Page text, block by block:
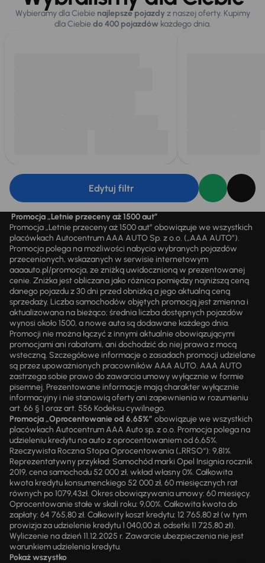
Wybieramy dla Ciebie najlepsze pojazdy z naszej oferty. Kupimy
dla Ciebiedo 400 pojazdówkażdego dnia.
Edytuj filtr
Promocja „Letnie przeceny aż 1500 aut”
Promocja „Letnie przeceny aż 1500 aut” obowiązuje we wszystkich
placówkach Autocentrum AAA AUTO Sp. z o.o. („AAA AUTO”).
Promocja polega na możliwości nabycia wybranych pojazdów
przecenionych, wskazanych w serwisie internetowym
aaaauto.pl/promocja, ze zniżką uwidocznioną w prezentowanej
cenie. Zniżka jest obliczana jako różnica pomiędzy najniższą ceną
danego pojazdu z 30 dni przed obniżką a jego aktualną ceną
sprzedaży. Liczba samochodów objętych promocją jest zmienna i
aktualizowana na bieżąco; średnia liczba dostępnych pojazdów
wynosi około 1500, a nowe auta są dodawane każdego dnia.
Promocji nie można łączyć z innymi aktualnie obowiązującymi
promocjami ani rabatami, ani dochodzić do niej prawa z mocą
wsteczną. Szczegółowe informacje o zasadach promocji udzielane
są przez upoważnionych pracowników AAA AUTO. AAA AUTO
zastrzega sobie prawo do zawarcia umowy wyłącznie w formie
pisemnej. Prezentowane informacje mają charakter wyłącznie
informacyjny i nie stanowią oferty ani zapewnienia w rozumieniu
art. 66 § 1 oraz art. 556 Kodeksu cywilnego.
Promocja „Oprocentowanie od 6,65%” obowiązuje we wszystkich
placówkach Autocentrum AAA Auto sp. z o.o. Promocja polega na
udzieleniu kredytu na auto z oprocentowaniem od 6,65%.
Rzeczywista Roczna Stopa Oprocentowania („RRSO“): 9,81%.
Reprezentatywny przykład: Samochód marki Opel Insignia rocznik
2019, cena samochodu 52 000 zł, wkład własny 0%. Całkowita
kwota kredytu konsumenckiego 52 000 zł, 60 miesięcznych rat
równych po 1079,43zł. Okres obowiązywania umowy: 60 miesięcy.
Oprocentowanie stałe w skali roku: 9,00%. Całkowita kwota do
zapłaty: 64 765,80 zł. Całkowity koszt kredytu: 12 765,80 zł (w tym
prowizja za udzielenie kredytu 1 040,00 zł, odsetki 11 725,80 zł).
Wyliczenie na dzień 11.12.2025 r. Zawarcie ubezpieczenia nie jest
warunkiem udzielenia kredytu.
Pokaż wszystko